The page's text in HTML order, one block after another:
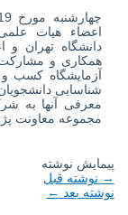
اعضاء هیات
دانشگاه تهران و
همکاری و مشارکت
آزمایشگاه کسب و
شناسایی
معرفی آنها به
مجموعه معاونت
پیمایش نوشته
→ نوشته قبل
نوشته بعد ←